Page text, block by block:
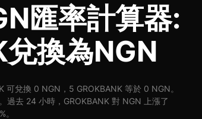
匯率計算器:
換為NGN
兌換 0 NGN，5 GROKBANK 等於 0 NGN。
過去 24 小時，GROKBANK 對 NGN 上漲了